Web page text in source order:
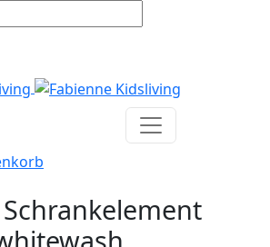
Schrankelement